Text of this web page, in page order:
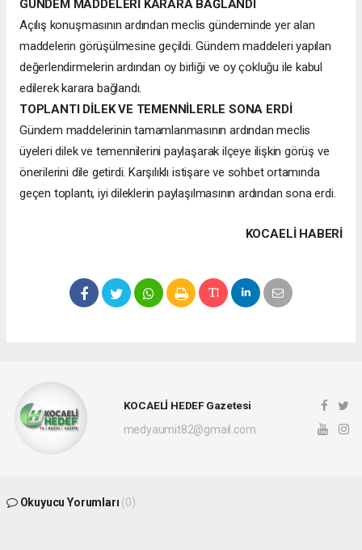
GÜNDEM MADDELERİ KARARA BAĞLANDI
Açılış konuşmasının ardından meclis gündeminde yer alan
maddelerin görüşülmesine geçildi. Gündem maddeleri yapılan
değerlendirmelerin ardından oy birliği ve oy çokluğu ile kabul
edilerek karara bağlandı.
TOPLANTI DİLEK VE TEMENNİLERLE SONA ERDİ
Gündem maddelerinin tamamlanmasının ardından meclis
üyeleri dilek ve temennilerini paylaşarak ilçeye ilişkin görüş ve
önerilerini dile getirdi. Karşılıklı istişare ve sohbet ortamında
geçen toplantı, iyi dileklerin paylaşılmasının ardından sona erdi.
KOCAELI HABERİ
KOCAELİ HEDEF Gazetesi
medyaumit82@gmail.com
Okuyucu Yorumları (0)